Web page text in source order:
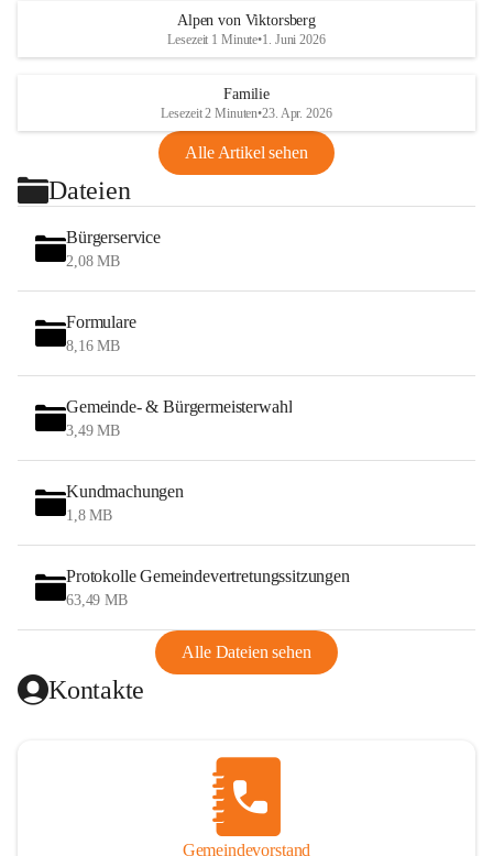
Alpen von Viktorsberg
Lesezeit 1 Minute•1. Juni 2026
Familie
Lesezeit 2 Minuten•23. Apr. 2026
Alle Artikel sehen
Dateien
Bürgerservice
2,08 MB
Formulare
8,16 MB
Gemeinde- & Bürgermeisterwahl
3,49 MB
Kundmachungen
1,8 MB
Protokolle Gemeindevertretungssitzungen
63,49 MB
Alle Dateien sehen
Kontakte
Gemeindevorstand